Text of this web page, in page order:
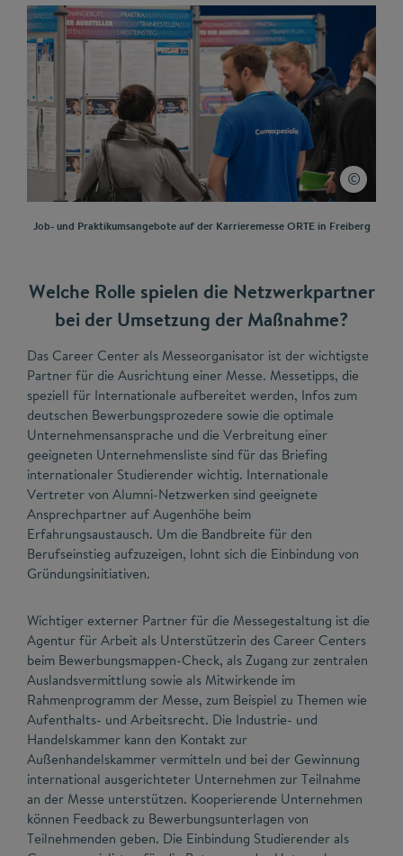
Job- und Praktikumsangebote auf der Karrieremesse ORTE in Freiberg
Welche Rolle spielen die Netzwerkpartner
bei der Umsetzung der Maßnahme?
Das Career Center als Messeorganisator ist der wichtigste
Partner für die Ausrichtung einer Messe. Messetipps, die
speziell für Internationale aufbereitet werden, Infos zum
deutschen Bewerbungsprozedere sowie die optimale
Unternehmensansprache und die Verbreitung einer
geeigneten Unternehmensliste sind für das Briefing
internationaler Studierender wichtig. Internationale
Vertreter von Alumni-Netzwerken sind geeignete
Ansprechpartner auf Augenhöhe beim
Erfahrungsaustausch. Um die Bandbreite für den
Berufseinstieg aufzuzeigen, lohnt sich die Einbindung von
Gründungsinitiativen.
Wichtiger externer Partner für die Messegestaltung ist die
Agentur für Arbeit als Unterstützerin des Career Centers
beim Bewerbungsmappen-Check, als Zugang zur zentralen
Auslandsvermittlung sowie als Mitwirkende im
Rahmenprogramm der Messe, zum Beispiel zu Themen wie
Aufenthalts- und Arbeitsrecht. Die Industrie- und
Handelskammer kann den Kontakt zur
Außenhandelskammer vermitteln und bei der Gewinnung
international ausgerichteter Unternehmen zur Teilnahme
an der Messe unterstützen. Kooperierende Unternehmen
können Feedback zu Bewerbungsunterlagen von
Teilnehmenden geben. Die Einbindung Studierender als